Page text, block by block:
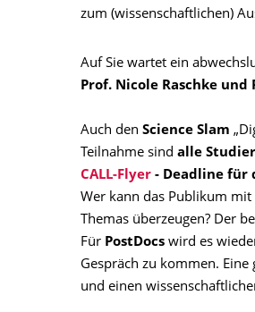
zum (wissenschaftlichen)
Auf Sie wartet ein
Prof. Nicole Raschke und
Auch den Science Slam
Teilnahme sind alle
CALL-Flyer - Deadline für
Wer kann das Publikum
Themas überzeugen? Der
Für PostDocs wird es
Gespräch zu kommen.
und einen